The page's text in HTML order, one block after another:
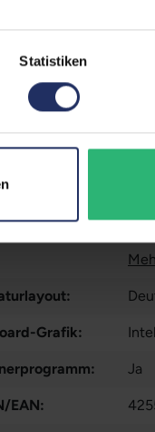
Statistiken
Ja
1x
1x
Grafik:
Ja
EAN: